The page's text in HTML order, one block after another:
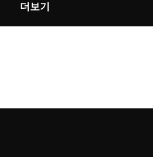
더보기